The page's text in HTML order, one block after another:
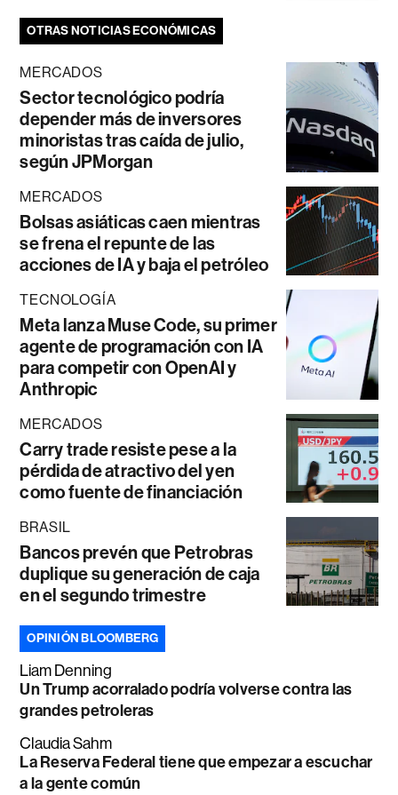
OTRAS NOTICIAS ECONÓMICAS
MERCADOS
Sector tecnológico podría
depender más de inversores
minoristas tras caída de julio,
según JPMorgan
MERCADOS
Bolsas asiáticas caen mientras
se frena el repunte de las
acciones de IA y baja el petróleo
TECNOLOGÍA
Meta lanza Muse Code, su primer
agente de programación con IA
para competir con OpenAI y
Anthropic
MERCADOS
Carry trade resiste pese a la
pérdida de atractivo del yen
como fuente de financiación
BRASIL
Bancos prevén que Petrobras
duplique su generación de caja
en el segundo trimestre
OPINIÓN BLOOMBERG
Liam Denning
Un Trump acorralado podría volverse contra las
grandes petroleras
Claudia Sahm
La Reserva Federal tiene que empezar a escuchar
a la gente común